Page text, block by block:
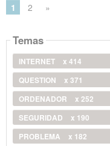
1
2 »
Temas
INTERNET
x 414
QUESTION
x 371
ORDENADOR
x 252
SEGURIDAD
x 190
PROBLEMA
x 182